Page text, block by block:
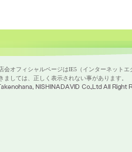
会オフィシャルページはIE5（インターネット
ましては、正しく表示されない事があります。